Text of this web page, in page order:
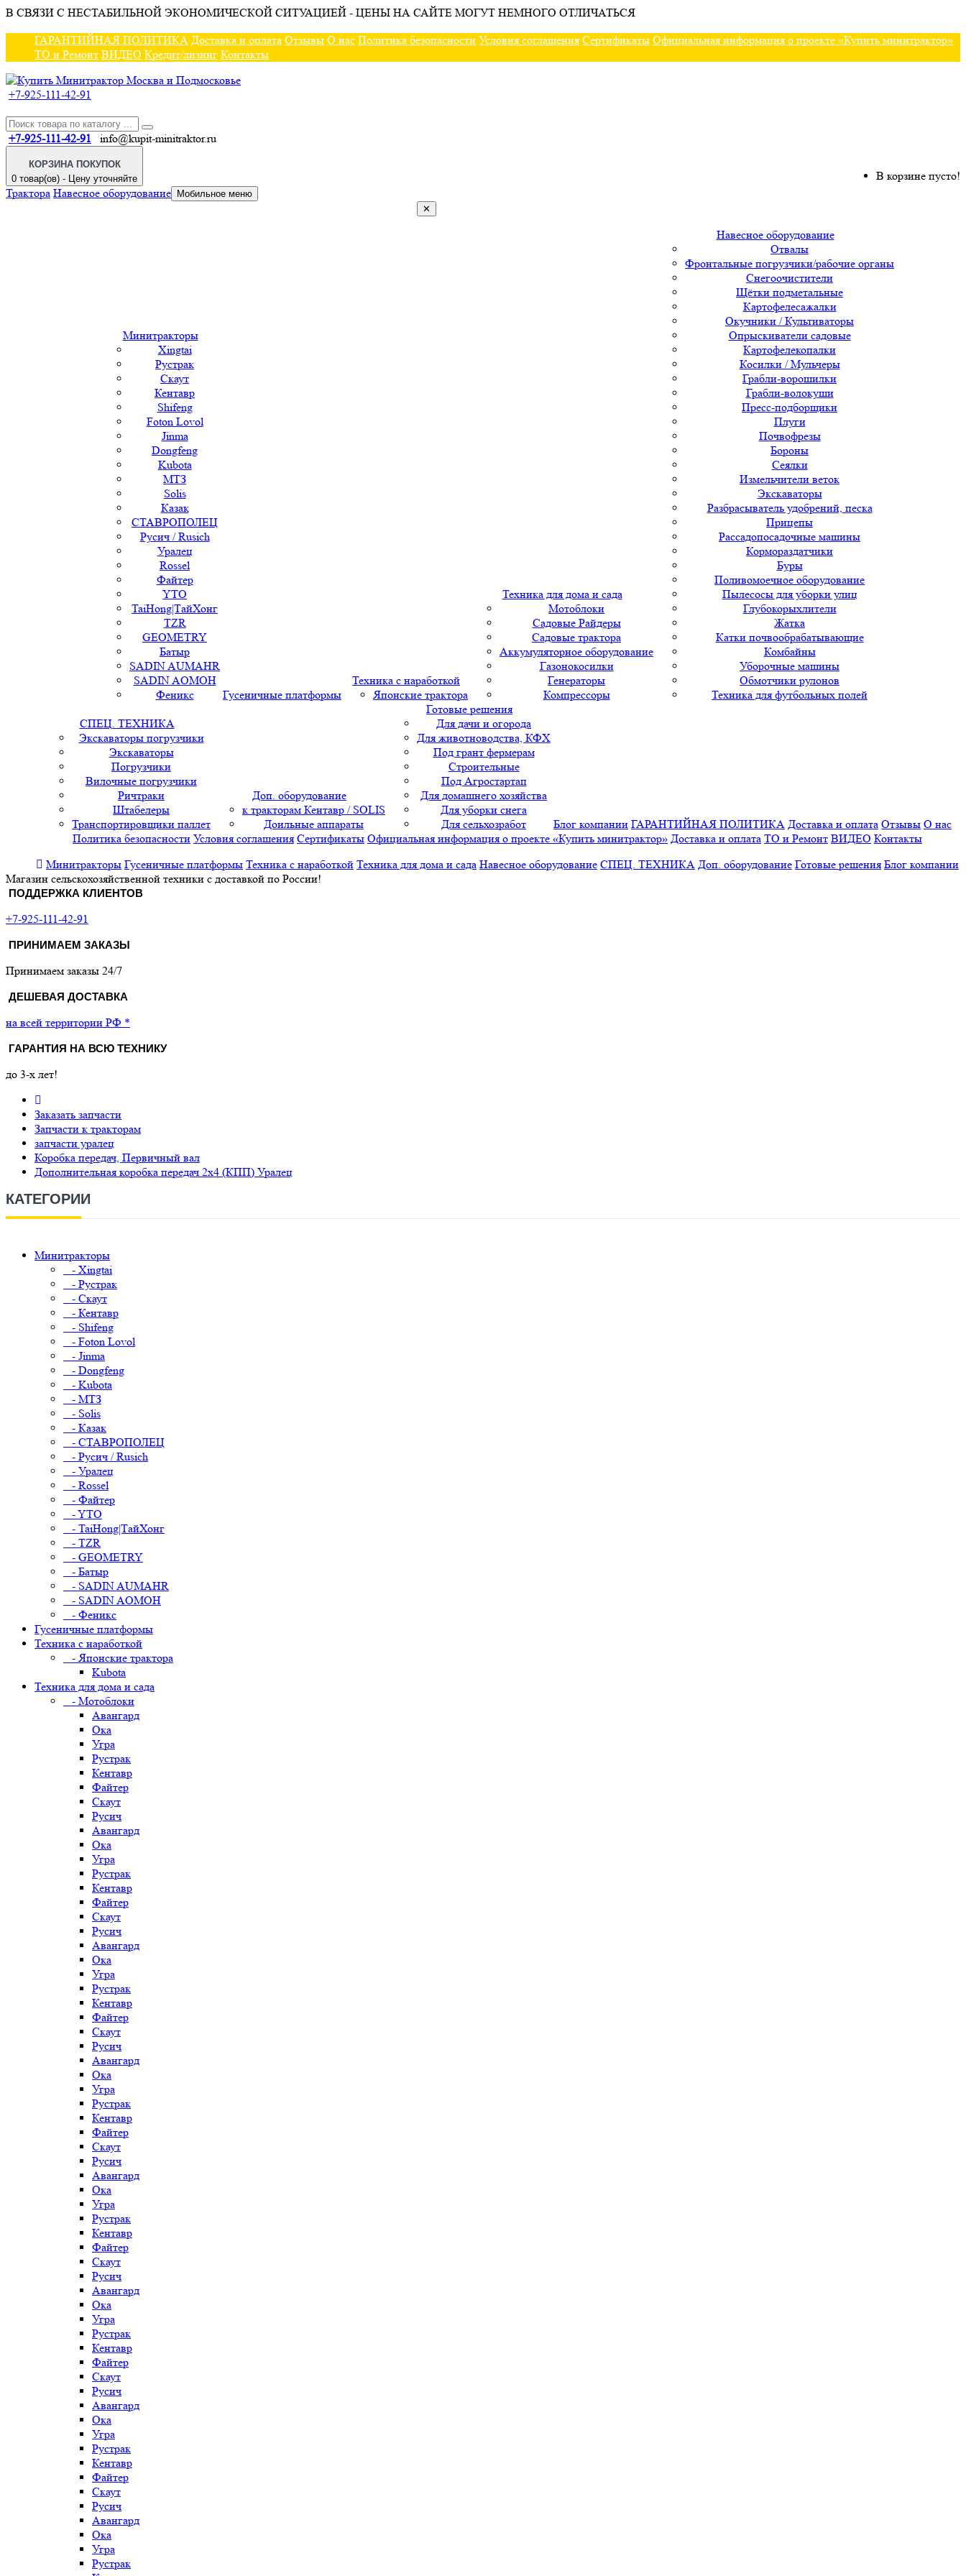
В СВЯЗИ С НЕСТАБИЛЬНОЙ ЭКОНОМИЧЕСКОЙ СИТУАЦИЕЙ - ЦЕНЫ НА САЙТЕ МОГУТ НЕМНОГО ОТЛИЧАТЬСЯ
ГАРАНТИЙНАЯ ПОЛИТИКА Доставка и оплата Отзывы О нас Политика безопасности Условия соглашения Сертификаты Официальная информация о проекте «Купить минитрактор»
ТО и Ремонт ВИДЕО Кредит/лизинг Контакты
+7-925-111-42-91
+7-925-111-42-91 info@kupit-minitraktor.ru
КОРЗИНА ПОКУПОК
0 товар(ов) - Цену уточняйте
В корзине пусто!
Трактора Навесное оборудование
Мобильное меню
✕
Минитракторы
Xingtai
Рустрак
Скаут
Кентавр
Shifeng
Foton Lovol
Jinma
Dongfeng
Kubota
МТЗ
Solis
Казак
СТАВРОПОЛЕЦ
Русич / Rusich
Уралец
Rossel
Файтер
YTO
TaiHong|ТайХонг
TZR
GEOMETRY
Батыр
SADIN AUMAHR
SADIN AOMOH
Феникс
Гусеничные платформы
Техника с наработкой
Японские трактора
Техника для дома и сада
Мотоблоки
Садовые Райдеры
Садовые трактора
Аккумуляторное оборудование
Газонокосилки
Генераторы
Компрессоры
Навесное оборудование
Отвалы
Фронтальные погрузчики/рабочие органы
Снегоочистители
Щётки подметальные
Картофелесажалки
Окучники / Культиваторы
Опрыскиватели садовые
Картофелекопалки
Косилки / Мульчеры
Грабли-ворошилки
Грабли-волокуши
Пресс-подборщики
Плуги
Почвофрезы
Бороны
Сеялки
Измельчители веток
Экскаваторы
Разбрасыватель удобрений, песка
Прицепы
Рассадопосадочные машины
Кормораздатчики
Буры
Поливомоечное оборудование
Пылесосы для уборки улиц
Глубокорыхлители
Жатка
Катки почвообрабатывающие
Комбайны
Уборочные машины
Обмотчики рулонов
Техника для футбольных полей
СПЕЦ. ТЕХНИКА
Экскаваторы погрузчики
Экскаваторы
Погрузчики
Вилочные погрузчики
Ричтраки
Штабелеры
Транспортировщики паллет
Доп. оборудование
к тракторам Кентавр / SOLIS
Доильные аппараты
Готовые решения
Для дачи и огорода
Для животноводства, КФХ
Под грант фермерам
Строительные
Под Агростартап
Для домашнего хозяйства
Для уборки снега
Для сельхозработ
Блог компании ГАРАНТИЙНАЯ ПОЛИТИКА Доставка и оплата Отзывы О нас
Политика безопасности Условия соглашения Сертификаты Официальная информация о проекте «Купить минитрактор» Доставка и оплата ТО и Ремонт ВИДЕО Контакты
Минитракторы Гусеничные платформы Техника с наработкой Техника для дома и сада Навесное оборудование СПЕЦ. ТЕХНИКА Доп. оборудование Готовые решения Блог компании
Магазин сельскохозяйственной техники с доставкой по России!
ПОДДЕРЖКА КЛИЕНТОВ
+7-925-111-42-91
ПРИНИМАЕМ ЗАКАЗЫ
Принимаем заказы 24/7
ДЕШЕВАЯ ДОСТАВКА
на всей территории РФ *
ГАРАНТИЯ НА ВСЮ ТЕХНИКУ
до 3-х лет!
Заказать запчасти
Запчасти к тракторам
запчасти уралец
Коробка передач, Первичный вал
Дополнительная коробка передач 2х4 (КПП) Уралец
КАТЕГОРИИ
Минитракторы
- Xingtai
- Рустрак
- Скаут
- Кентавр
- Shifeng
- Foton Lovol
- Jinma
- Dongfeng
- Kubota
- МТЗ
- Solis
- Казак
- СТАВРОПОЛЕЦ
- Русич / Rusich
- Уралец
- Rossel
- Файтер
- YTO
- TaiHong|ТайХонг
- TZR
- GEOMETRY
- Батыр
- SADIN AUMAHR
- SADIN AOMOH
- Феникс
Гусеничные платформы
Техника с наработкой
- Японские трактора
Kubota
Техника для дома и сада
- Мотоблоки
Авангард
Ока
Угра
Рустрак
Кентавр
Файтер
Скаут
Русич
Авангард
Ока
Угра
Рустрак
Кентавр
Файтер
Скаут
Русич
Авангард
Ока
Угра
Рустрак
Кентавр
Файтер
Скаут
Русич
Авангард
Ока
Угра
Рустрак
Кентавр
Файтер
Скаут
Русич
Авангард
Ока
Угра
Рустрак
Кентавр
Файтер
Скаут
Русич
Авангард
Ока
Угра
Рустрак
Кентавр
Файтер
Скаут
Русич
Авангард
Ока
Угра
Рустрак
Кентавр
Файтер
Скаут
Русич
Авангард
Ока
Угра
Рустрак